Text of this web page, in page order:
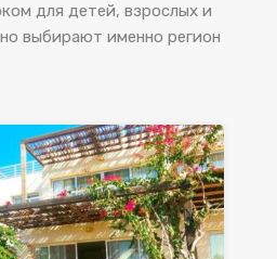
для детей, взрослых и
выбирают именно регион